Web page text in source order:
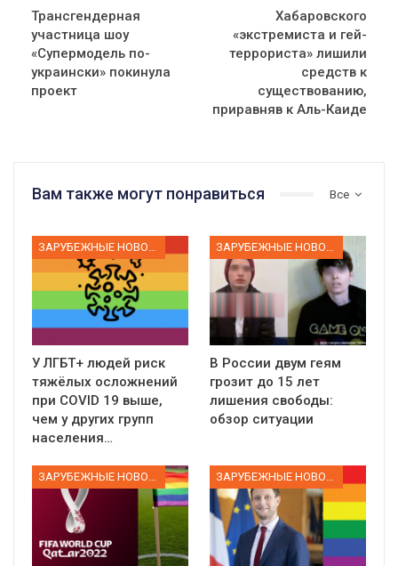
Трансгендерная
участница шоу
«Супермодель по-
украински» покинула
проект
Хабаровского
«экстремиста и гей-
террориста» лишили
средств к
существованию,
приравняв к Аль-Каиде
Все
Вам также могут понравиться
У ЛГБТ+ людей риск
тяжёлых осложнений
при COVID 19 выше,
чем у других групп
населения…
В России двум геям
грозит до 15 лет
лишения свободы:
обзор ситуации